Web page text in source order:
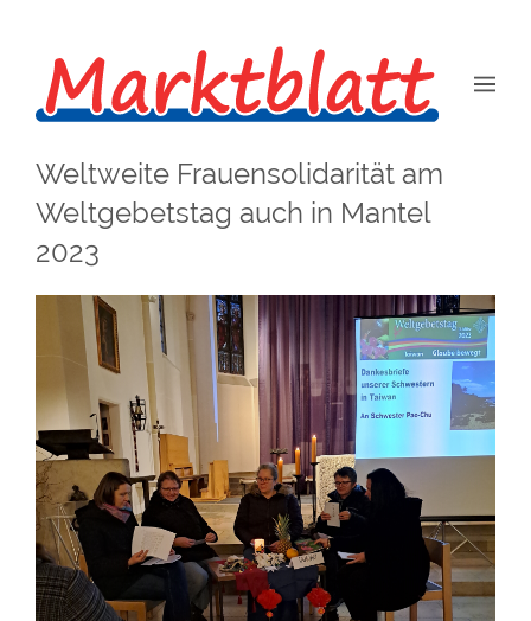
Weltweite Frauensolidarität am
Weltgebetstag auch in Mantel
2023